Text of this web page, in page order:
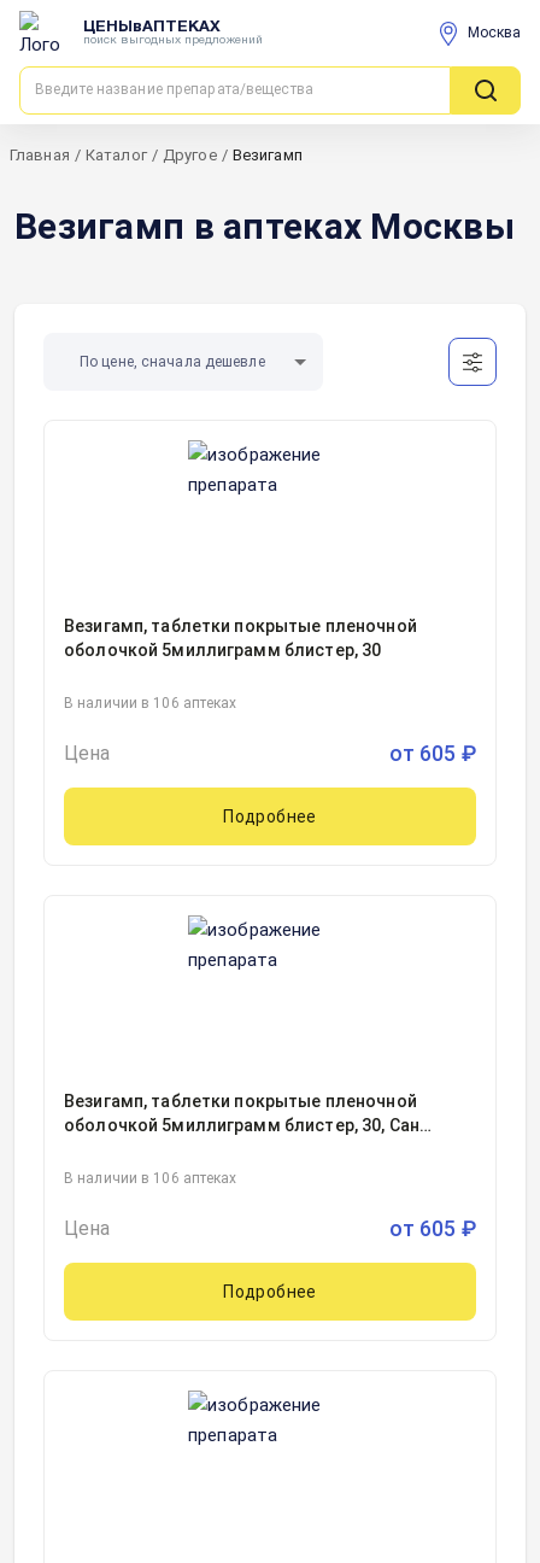
ЦЕНЫвАПТЕКАХ
поиск выгодных предложений Москва
Главная / Каталог / Другое / Везигамп
Везигамп в аптеках Москвы
По цене, сначала дешевле
Везигамп, таблетки покрытые пленочной
оболочкой 5миллиграмм блистер, 30
В наличии в 106 аптеках
Цена от 605 ₽
Подробнее
Везигамп, таблетки покрытые пленочной
оболочкой 5миллиграмм блистер, 30, Сан
В наличии в 106 аптеках
Цена от 605 ₽
Подробнее